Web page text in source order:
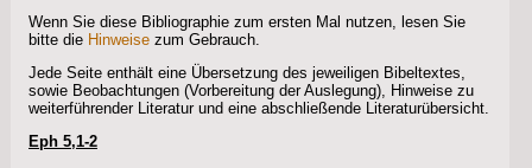
Wenn Sie diese Bibliographie zum ersten Mal nutzen, lesen Sie
bitte die Hinweise zum Gebrauch.
Jede Seite enthält eine Übersetzung des jeweiligen Bibeltextes,
sowie Beobachtungen (Vorbereitung der Auslegung), Hinweise zu
weiterführender Literatur und eine abschließende Literaturübersicht.
Eph 5,1-2